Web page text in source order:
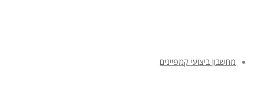
מחשבון ביצועי קמפיינים